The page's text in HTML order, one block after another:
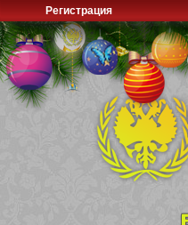
Регистрация